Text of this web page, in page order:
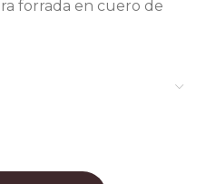
forrada en cuero de